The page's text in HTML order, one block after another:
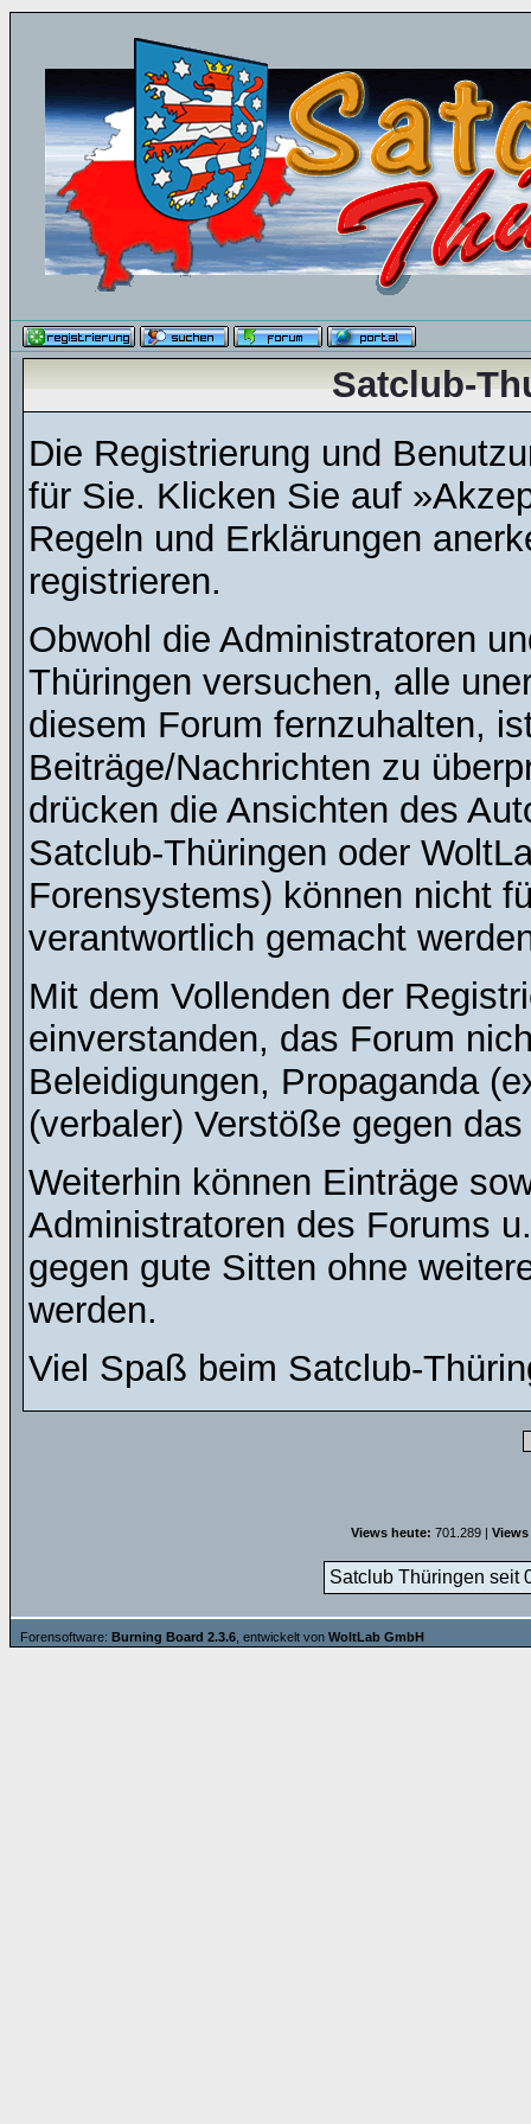
Satclub-
Die Registrierung und
für Sie. Klicken Sie auf
Regeln und Erklärungen
registrieren.
Obwohl die Administratoren
Thüringen versuchen, alle
diesem Forum fernzuhalten,
Beiträge/Nachrichten zu
drücken die Ansichten des
Satclub-Thüringen oder
Forensystems) können nicht
verantwortlich gemacht
Mit dem Vollenden der
einverstanden, das Forum
Beleidigungen, Propaganda
(verbaler) Verstöße gegen
Weiterhin können Einträge
Administratoren des Forums
gegen gute Sitten ohne
werden.
Viel Spaß beim Satclub-
Views heute: 701.289 |
Satclub Thüringen seit
Forensoftware: Burning Board 2.3.6 , entwickelt von WoltLab GmbH